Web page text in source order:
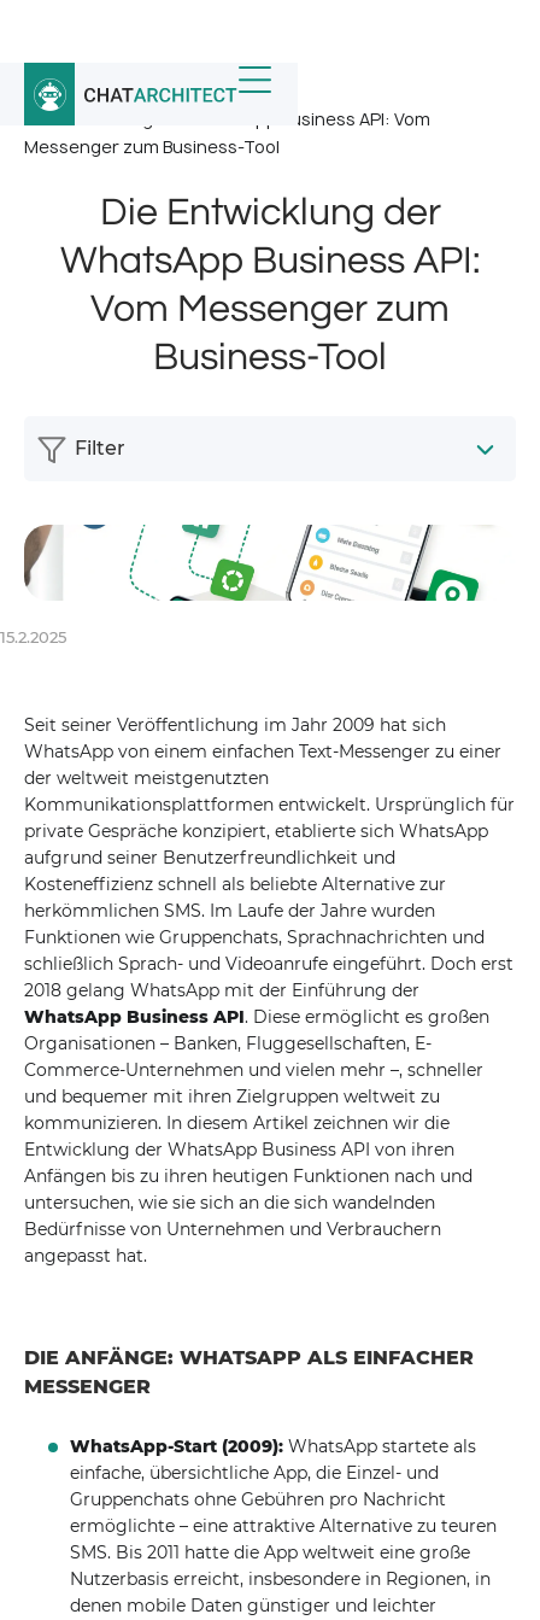
Startseite / Nachricht /
Die Entwicklung der WhatsApp Business API: Vom
Messenger zum Business-Tool
Die Entwicklung der
WhatsApp Business API:
Vom Messenger zum
Business-Tool
15.2.2025
Seit seiner Veröffentlichung im Jahr 2009 hat sich
WhatsApp von einem einfachen Text-Messenger zu einer
der weltweit meistgenutzten
Kommunikationsplattformen entwickelt. Ursprünglich für
private Gespräche konzipiert, etablierte sich WhatsApp
aufgrund seiner Benutzerfreundlichkeit und
Kosteneffizienz schnell als beliebte Alternative zur
herkömmlichen SMS. Im Laufe der Jahre wurden
Funktionen wie Gruppenchats, Sprachnachrichten und
schließlich Sprach- und Videoanrufe eingeführt. Doch erst
2018 gelang WhatsApp mit der Einführung der
WhatsApp Business API. Diese ermöglicht es großen
Organisationen – Banken, Fluggesellschaften, E-
Commerce-Unternehmen und vielen mehr –, schneller
und bequemer mit ihren Zielgruppen weltweit zu
kommunizieren. In diesem Artikel zeichnen wir die
Entwicklung der WhatsApp Business API von ihren
Anfängen bis zu ihren heutigen Funktionen nach und
untersuchen, wie sie sich an die sich wandelnden
Bedürfnisse von Unternehmen und Verbrauchern
angepasst hat.
DIE ANFÄNGE: WHATSAPP ALS EINFACHER
MESSENGER
WhatsApp-Start (2009):WhatsApp startete als
einfache, übersichtliche App, die Einzel- und
Gruppenchats ohne Gebühren pro Nachricht
ermöglichte – eine attraktive Alternative zu teuren
SMS. Bis 2011 hatte die App weltweit eine große
Nutzerbasis erreicht, insbesondere in Regionen, in
denen mobile Daten günstiger und leichter
Filter